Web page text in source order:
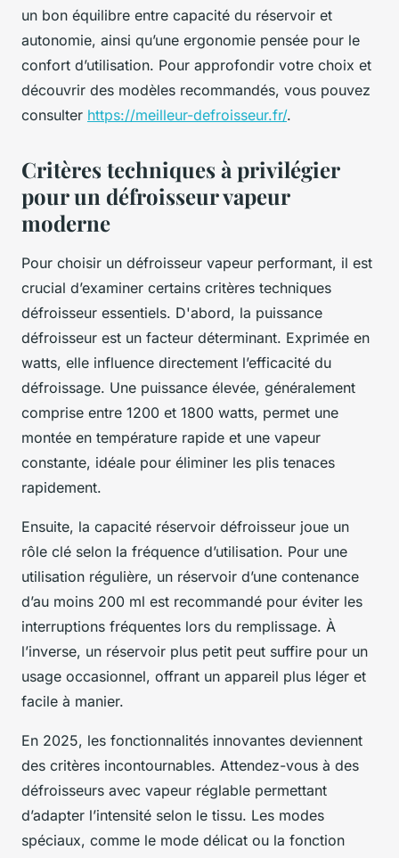
un bon équilibre entre capacité du réservoir et
autonomie, ainsi qu’une ergonomie pensée pour le
confort d’utilisation. Pour approfondir votre choix et
découvrir des modèles recommandés, vous pouvez
consulter https://meilleur-defroisseur.fr/.
Critères techniques à privilégier
pour un défroisseur vapeur
moderne
Pour choisir un défroisseur vapeur performant, il est
crucial d’examiner certains critères techniques
défroisseur essentiels. D'abord, la puissance
défroisseur est un facteur déterminant. Exprimée en
watts, elle influence directement l’efficacité du
défroissage. Une puissance élevée, généralement
comprise entre 1200 et 1800 watts, permet une
montée en température rapide et une vapeur
constante, idéale pour éliminer les plis tenaces
rapidement.
Ensuite, la capacité réservoir défroisseur joue un
rôle clé selon la fréquence d’utilisation. Pour une
utilisation régulière, un réservoir d’une contenance
d’au moins 200 ml est recommandé pour éviter les
interruptions fréquentes lors du remplissage. À
l’inverse, un réservoir plus petit peut suffire pour un
usage occasionnel, offrant un appareil plus léger et
facile à manier.
En 2025, les fonctionnalités innovantes deviennent
des critères incontournables. Attendez-vous à des
défroisseurs avec vapeur réglable permettant
d’adapter l’intensité selon le tissu. Les modes
spéciaux, comme le mode délicat ou la fonction